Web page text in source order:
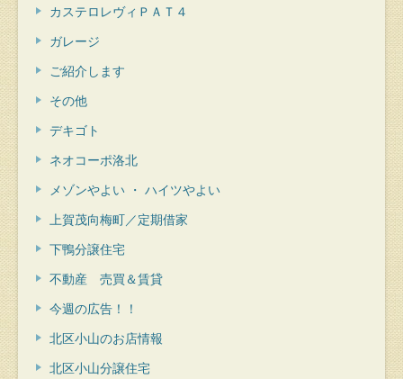
カステロレヴィＰＡＴ４
ガレージ
ご紹介します
その他
デキゴト
ネオコーポ洛北
メゾンやよい ・ ハイツやよい
上賀茂向梅町／定期借家
下鴨分譲住宅
不動産 売買＆賃貸
今週の広告！！
北区小山のお店情報
北区小山分譲住宅